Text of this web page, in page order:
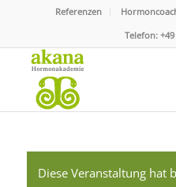
Referenzen
Telefon:
Diese Veranstaltung hat